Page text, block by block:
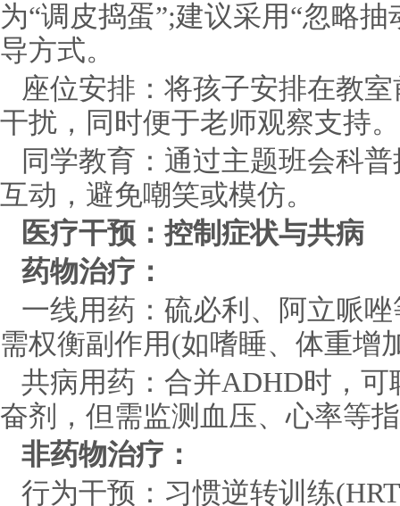
为“调皮捣蛋”;建议采用“忽略
导方式。
座位安排：将孩子安排在教
干扰，同时便于老师观察支持。
同学教育：通过主题班会科
互动，避免嘲笑或模仿。
医疗干预：控制症状与共病
药物治疗：
一线用药：硫必利、阿立哌
需权衡副作用(如嗜睡、体重增
共病用药：合并ADHD时，
奋剂，但需监测血压、心率等
非药物治疗：
行为干预：习惯逆转训练